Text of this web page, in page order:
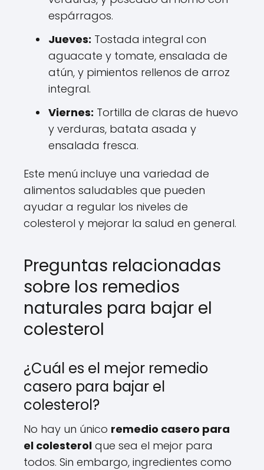
espárragos.
Jueves: Tostada integral con
aguacate y tomate, ensalada de
atún, y pimientos rellenos de arroz
integral.
Viernes: Tortilla de claras de huevo
y verduras, batata asada y
ensalada fresca.
Este menú incluye una variedad de
alimentos saludables que pueden
ayudar a regular los niveles de
colesterol y mejorar la salud en general.
Preguntas relacionadas
sobre los remedios
naturales para bajar el
colesterol
¿Cuál es el mejor remedio
casero para bajar el
colesterol?
No hay un único remedio casero para
el colesterol que sea el mejor para
todos. Sin embargo, ingredientes como